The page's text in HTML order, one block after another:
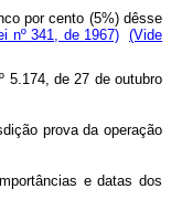
por cento (5%) dêsse
nº 341, de 1967) (Vide
5.174, de 27 de outubro
prova da operação
e datas dos